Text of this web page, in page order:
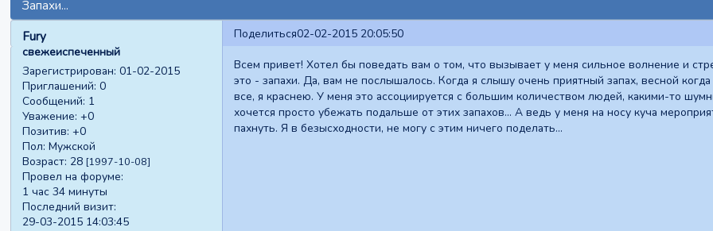
Запахи...
Поделиться02-02-2015 20:05:50
Fury
свежеиспеченный
Зарегистрирован: 01-02-2015
Приглашений: 0
Сообщений: 1
Уважение: +0
Позитив: +0
Пол: Мужской
Возраст: 28 [1997-10-08]
Провел на форуме:
1 час 34 минуты
Последний визит:
29-03-2015 14:03:45
Всем привет! Хотел бы поведать вам о том, что вызывает у меня сильное волнение и
это - запахи. Да, вам не послышалось. Когда я слышу очень приятный запах, весной
все, я краснею. У меня это ассоциируется с большим количеством людей, какими-то
хочется просто убежать подальше от этих запахов... А ведь у меня на носу куча
пахнуть. Я в безысходности, не могу с этим ничего поделать...